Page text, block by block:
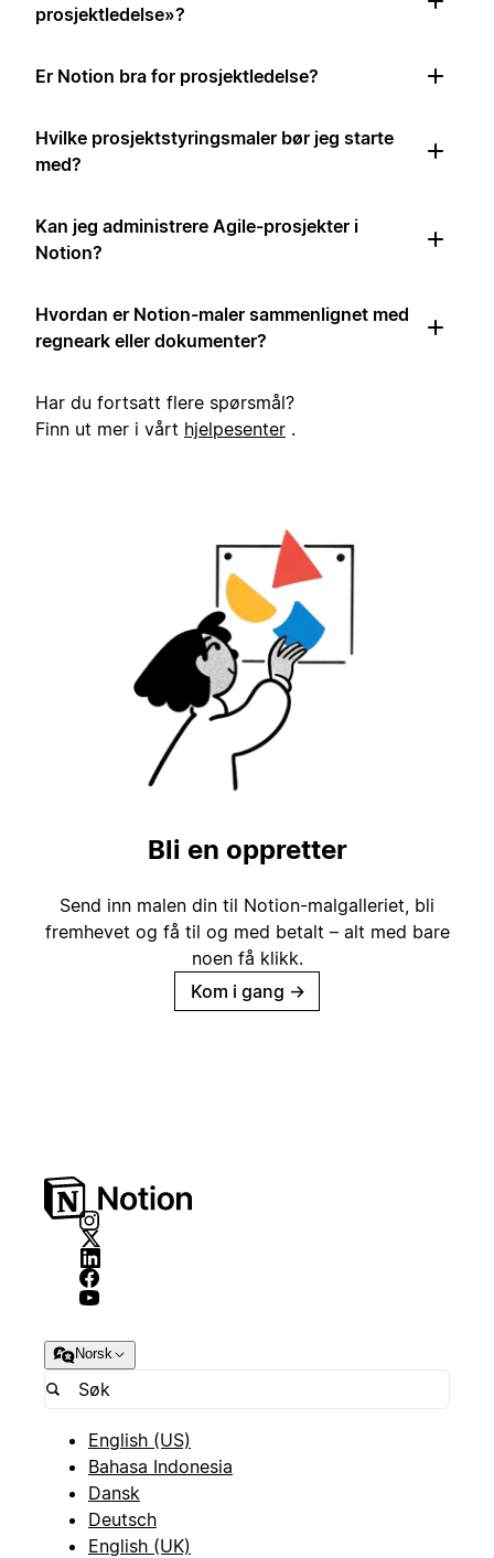
prosjektledelse»?
Er Notion bra for prosjektledelse?
Hvilke prosjektstyringsmaler bør jeg starte
med?
Kan jeg administrere Agile-prosjekter i
Notion?
Hvordan er Notion-maler sammenlignet med
regneark eller dokumenter?
Har du fortsatt flere spørsmål?
Finn ut mer i vårt hjelpesenter .
Bli en oppretter
Send inn malen din til Notion-malgalleriet, bli
fremhevet og få til og med betalt – alt med bare
noen få klikk.
Kom i gang →
Norsk
English (US)
Bahasa Indonesia
Dansk
Deutsch
English (UK)